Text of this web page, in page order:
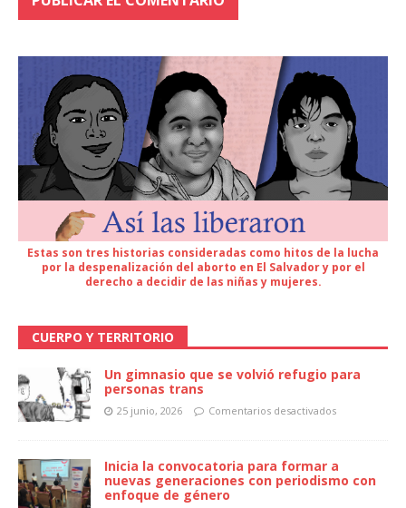
Estas son tres historias consideradas como hitos de la lucha
por la despenalización del aborto en El Salvador y por el
derecho a decidir de las niñas y mujeres.
CUERPO Y TERRITORIO
Un gimnasio que se volvió refugio para
personas trans
25 junio, 2026 Comentarios desactivados
Inicia la convocatoria para formar a
nuevas generaciones con periodismo con
enfoque de género